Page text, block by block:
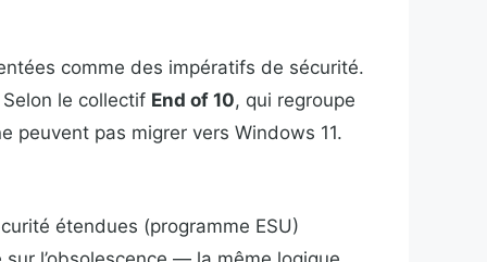
comme des impératifs de sécurité.
le collectif End of 10, qui regroupe
peuvent pas migrer vers Windows 11.
étendues (programme ESU)